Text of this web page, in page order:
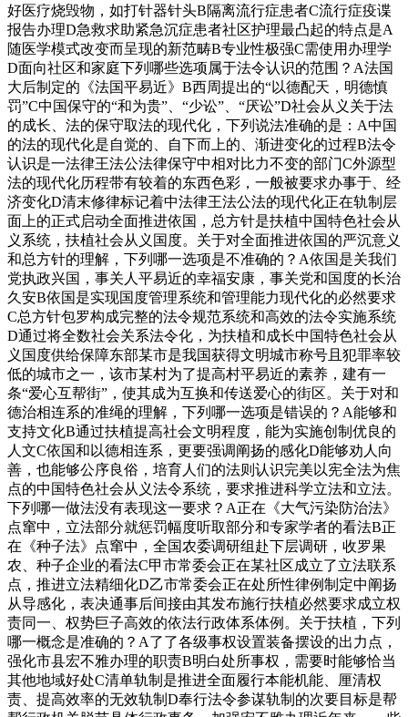
好医疗烧毁物，如打针器针头B隔离流行症患者C流行症疫谍
报告办理D急救求助紧急沉症患者社区护理最凸起的特点是A
随医学模式改变而呈现的新范畴B专业性极强C需使用办理学
D面向社区和家庭下列哪些选项属于法令认识的范围？A法国
大后制定的《法国平易近》B西周提出的“以德配天，明德慎
罚”C中国保守的“和为贵”、“少讼”、“厌讼”D社会从义关于法
的成长、法的保守取法的现代化，下列说法准确的是：A中国
的法的现代化是自觉的、自下而上的、渐进变化的过程B法令
认识是一法律王法公法律保守中相对比力不变的部门C外源型
法的现代化历程带有较着的东西色彩，一般被要求办事于、经
济变化D清末修律标记着中法律王法公法的现代化正在轨制层
面上的正式启动全面推进依国，总方针是扶植中国特色社会从
义系统，扶植社会从义国度。关于对全面推进依国的严沉意义
和总方针的理解，下列哪一选项是不准确的？A依国是关我们
党执政兴国，事关人平易近的幸福安康，事关党和国度的长治
久安B依国是实现国度管理系统和管理能力现代化的必然要求
C总方针包罗构成完整的法令规范系统和高效的法令实施系统
D通过将全数社会关系法令化，为扶植和成长中国特色社会从
义国度供给保障东部某市是我国获得文明城市称号且犯罪率较
低的城市之一，该市某村为了提高村平易近的素养，建有一
条“爱心互帮街”，使其成为互换和传送爱心的街区。关于对和
德治相连系的准绳的理解，下列哪一选项是错误的？A能够和
支持文化B通过扶植提高社会文明程度，能为实施创制优良的
人文C依国和以德相连系，更要强调阐扬的感化D能够劝人向
善，也能够公序良俗，培育人们的法则认识完美以宪全法为焦
点的中国特色社会从义法令系统，要求推进科学立法和立法。
下列哪一做法没有表现这一要求？A正在《大气污染防治法》
点窜中，立法部分就惩罚幅度听取部分和专家学者的看法B正
在《种子法》点窜中，全国农委调研组赴下层调研，收罗果
农、种子企业的看法C甲市常委会正在某社区成立了立法联系
点，推进立法精细化D乙市常委会正在处所性律例制定中阐扬
从导感化，表决通事后间接由其发布施行扶植必然要求成立权
责同一、权势巨子高效的依法行政体系体例。关于扶植，下列
哪一概念是准确的？A了了各级事权设置装备摆设的出力点，
强化市县宏不雅办理的职责B明白处所事权，需要时能够恰当
其他地域好处C清单轨制是推进全面履行本能机能、厘清权
责、提高效率的无效轨制D奉行法令参谋轨制的次要目标是帮